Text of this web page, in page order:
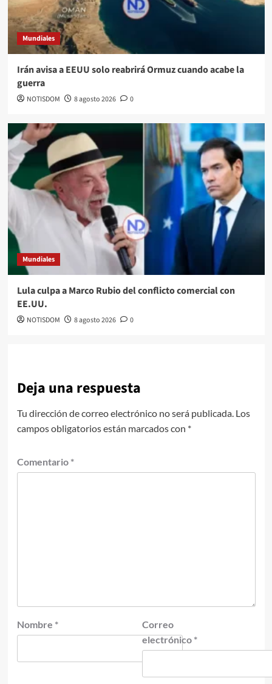
Mundiales
Irán avisa a EEUU solo reabrirá Ormuz cuando acabe la
guerra
NOTISDOM 8 agosto 2026 0
Mundiales
Lula culpa a Marco Rubio del conflicto comercial con
EE.UU.
NOTISDOM 8 agosto 2026 0
Deja una respuesta
Tu dirección de correo electrónico no será publicada. Los
campos obligatorios están marcados con *
Comentario *
Nombre *
Correo
electrónico *